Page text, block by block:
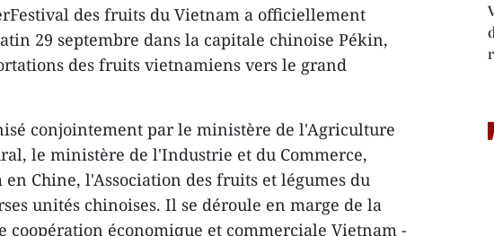
des fruits du Vietnam a officiellement
29 septembre dans la capitale chinoise Pékin,
des fruits vietnamiens vers le grand
conjointement par le ministère de l'Agriculture
le ministère de l'Industrie et du Commerce,
Chine, l'Association des fruits et légumes du
unités chinoises. Il se déroule en marge de la
coopération économique et commerciale Vietnam -